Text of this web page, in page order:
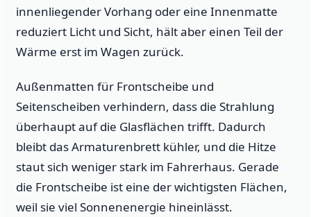
innenliegender Vorhang oder eine Innenmatte
reduziert Licht und Sicht, hält aber einen Teil der
Wärme erst im Wagen zurück.
Außenmatten für Frontscheibe und
Seitenscheiben verhindern, dass die Strahlung
überhaupt auf die Glasflächen trifft. Dadurch
bleibt das Armaturenbrett kühler, und die Hitze
staut sich weniger stark im Fahrerhaus. Gerade
die Frontscheibe ist eine der wichtigsten Flächen,
weil sie viel Sonnenenergie hineinlässt.